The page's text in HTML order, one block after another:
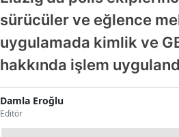
sürücüler ve eğlence
uygulamada kimlik ve
hakkında işlem
Damla Eroğlu
Editör